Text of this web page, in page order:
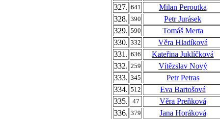
327. 641
Milan Peroutka
328. 390
Petr Jurásek
329. 590
Tomáš Merta
330. 332
Věra Hladíková
331. 636
Kateřina Juklíčková
332. 259
Vítězslav Nový
333. 345
Petr Petras
334. 512
Eva Bartošová
335.
47
Věra Preňková
336. 379
Jana Horáková